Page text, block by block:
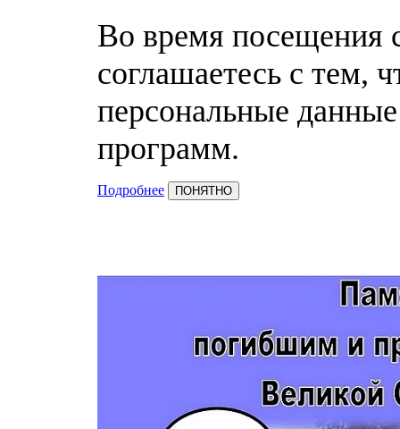
Во время посещения
соглашаетесь с тем,
персональные
программ.
Подробнее ПОНЯТНО